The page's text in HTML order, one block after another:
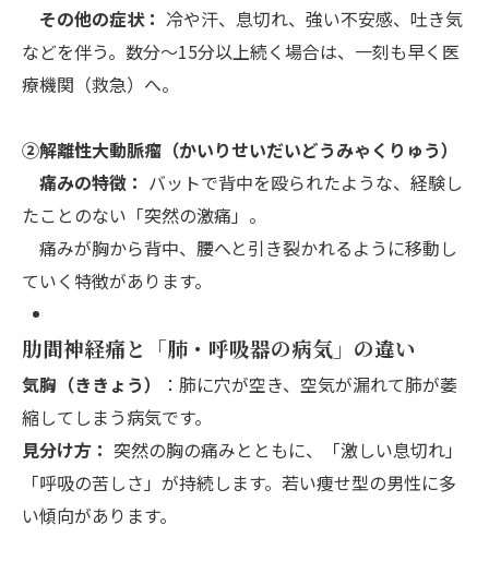
その他の症状： 冷や汗、息切れ、強い不安感、吐き気
などを伴う。数分〜15分以上続く場合は、一刻も早く医
療機関（救急）へ。
②解離性大動脈瘤（かいりせいだいどうみゃくりゅう）
痛みの特徴： バットで背中を殴られたような、経験し
たことのない「突然の激痛」。
痛みが胸から背中、腰へと引き裂かれるように移動し
ていく特徴があります。
肋間神経痛と「肺・呼吸器の病気」の違い
気胸（ききょう）
：肺に穴が空き、空気が漏れて肺が萎
縮してしまう病気です。
見分け方： 突然の胸の痛みとともに、「激しい息切れ」
「呼吸の苦しさ」が持続します。若い痩せ型の男性に多
い傾向があります。